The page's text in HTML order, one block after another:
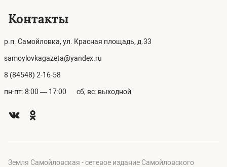
Контакты
р.п. Самойловка, ул. Красная площадь, д.33
samoylovkagazeta@yandex.ru
8 (84548) 2-16-58
пн-пт: 8:00 — 17:00 сб, вс: выходной
Земля Самойловская - сетевое издание Самойловского